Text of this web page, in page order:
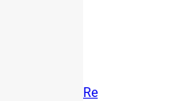
Re